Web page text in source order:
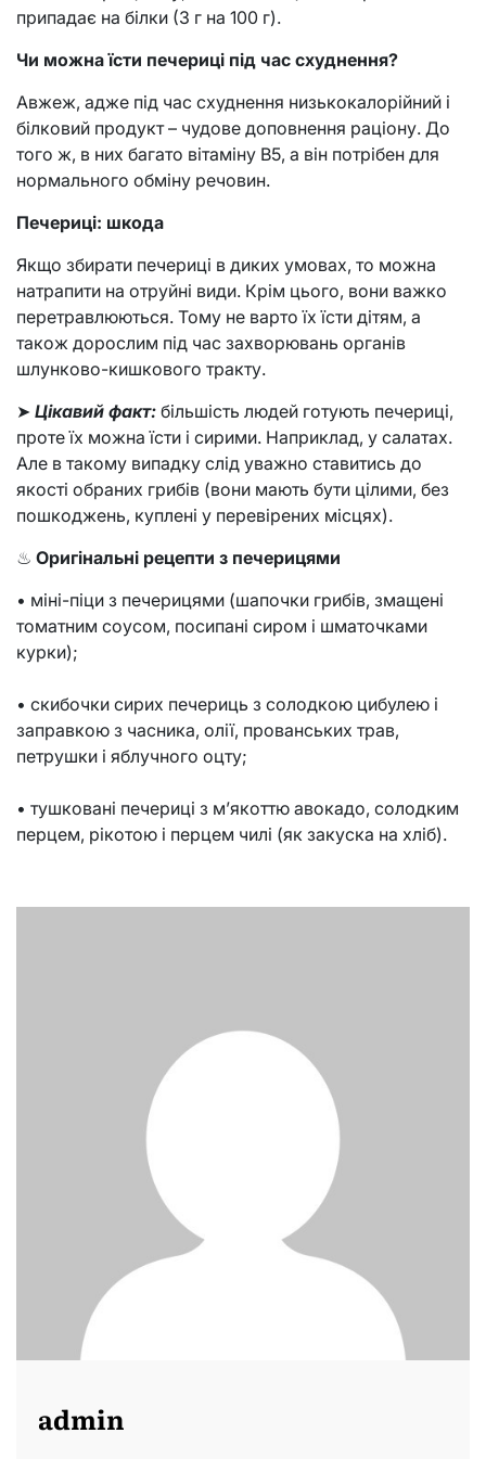
припадає на білки (3 г на 100 г).
Чи можна їсти печериці під час схуднення?
Авжеж, адже під час схуднення низькокалорійний і
білковий продукт – чудове доповнення раціону. До
того ж, в них багато вітаміну В5, а він потрібен для
нормального обміну речовин.
Печериці: шкода
Якщо збирати печериці в диких умовах, то можна
натрапити на отруйні види. Крім цього, вони важко
перетравлюються. Тому не варто їх їсти дітям, а
також дорослим під час захворювань органів
шлунково-кишкового тракту.
➤ Цікавий факт: більшість людей готують печериці,
проте їх можна їсти і сирими. Наприклад, у салатах.
Але в такому випадку слід уважно ставитись до
якості обраних грибів (вони мають бути цілими, без
пошкоджень, куплені у перевірених місцях).
♨ Оригінальні рецепти з печерицями
• міні-піци з печерицями (шапочки грибів, змащені
томатним соусом, посипані сиром і шматочками
курки);
• скибочки сирих печериць з солодкою цибулею і
заправкою з часника, олії, прованських трав,
петрушки і яблучного оцту;
• тушковані печериці з м’якоттю авокадо, солодким
перцем, рікотою і перцем чилі (як закуска на хліб).
admin